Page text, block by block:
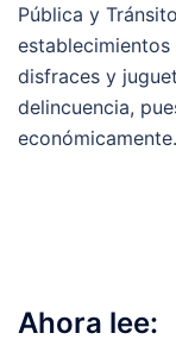
Pública y
disfraces y
delincuencia,
económicamente.
Ahora lee: